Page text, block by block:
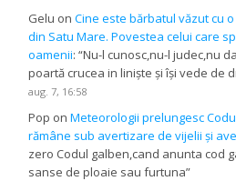
Gelu onCine este bărbatul văzut cu
din Satu Mare. Povestea celui care
oamenii: “Nu-l cunosc,nu-l judec,nu
poartă crucea in liniște și își vede de
aug. 7, 16:58
Pop onMeteorologii prelungesc
rămâne sub avertizare de vijelii și
zero Codul galben,cand anunta cod
sanse de ploaie sau furtuna”